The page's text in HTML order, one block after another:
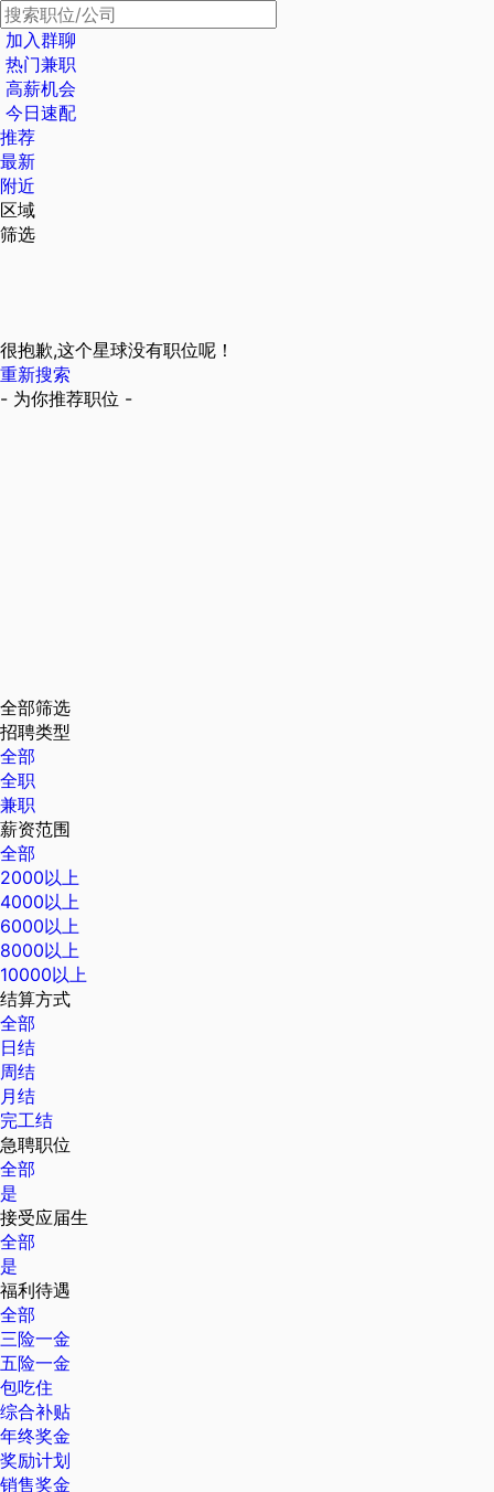
加入群聊
热门兼职
高薪机会
今日速配
推荐
最新
附近
区域
筛选
很抱歉,这个星球没有职位呢！
重新搜索
- 为你推荐职位 -
全部筛选
招聘类型
全部
全职
兼职
薪资范围
全部
2000以上
4000以上
6000以上
8000以上
10000以上
结算方式
全部
日结
周结
月结
完工结
急聘职位
全部
是
接受应届生
全部
是
福利待遇
全部
三险一金
五险一金
包吃住
综合补贴
年终奖金
奖励计划
销售奖金